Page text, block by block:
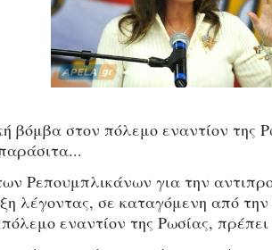
βόμβα στον πόλεμο εναντίον της
Ρεπουμπλικάνων για την
λέγοντας, σε καταγόμενη από
εναντίον της Ρωσίας,